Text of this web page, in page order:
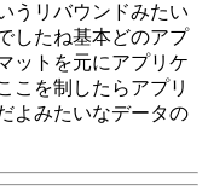
うリバウンドみたい
したね基本どのアプ
ットを元にアプリケ
こを制したらアプリ
よみたいなデータの